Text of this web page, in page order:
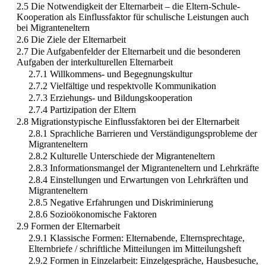
2.5 Die Notwendigkeit der Elternarbeit – die Eltern-Schule-
Kooperation als Einflussfaktor für schulische Leistungen auch
bei Migranteneltern
2.6 Die Ziele der Elternarbeit
2.7 Die Aufgabenfelder der Elternarbeit und die besonderen
Aufgaben der interkulturellen Elternarbeit
2.7.1 Willkommens- und Begegnungskultur
2.7.2 Vielfältige und respektvolle Kommunikation
2.7.3 Erziehungs- und Bildungskooperation
2.7.4 Partizipation der Eltern
2.8 Migrationstypische Einflussfaktoren bei der Elternarbeit
2.8.1 Sprachliche Barrieren und Verständigungsprobleme der
Migranteneltern
2.8.2 Kulturelle Unterschiede der Migranteneltern
2.8.3 Informationsmangel der Migranteneltern und Lehrkräfte
2.8.4 Einstellungen und Erwartungen von Lehrkräften und
Migranteneltern
2.8.5 Negative Erfahrungen und Diskriminierung
2.8.6 Sozioökonomische Faktoren
2.9 Formen der Elternarbeit
2.9.1 Klassische Formen: Elternabende, Elternsprechtage,
Elternbriefe / schriftliche Mitteilungen im Mitteilungsheft
2.9.2 Formen in Einzelarbeit: Einzelgespräche, Hausbesuche,